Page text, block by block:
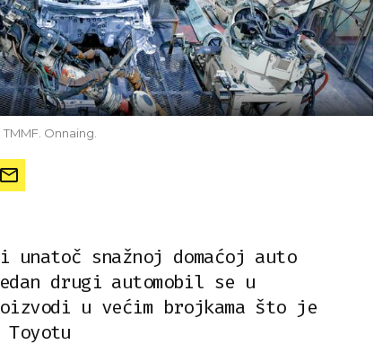
Onnaing.
snažnoj domaćoj auto
drugi automobil se u
u većim brojkama što je